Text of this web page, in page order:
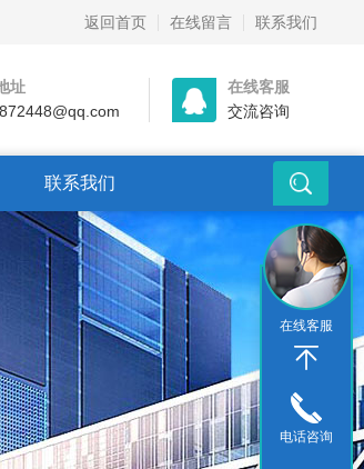
返回首页 在线留言 联系我们
址
在线客服
交流咨询
联系我们
在线客服
电话咨询